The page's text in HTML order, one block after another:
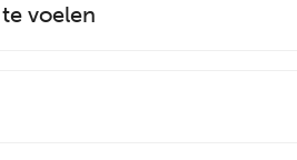
voelen